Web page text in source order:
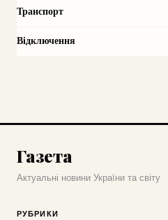
Транспорт
Відключення
Газета
Актуальні новини України та світу
РУБРИКИ